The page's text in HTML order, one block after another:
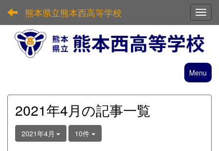
熊本県立熊本西高等学校
Menu
2021年4月の記事一覧
2021年4月 10件